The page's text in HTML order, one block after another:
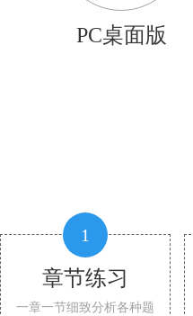
PC桌面版
1
章节练习
一章一节细致分析各种题